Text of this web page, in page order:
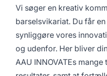
Vi søger en kreativ
barselsvikariat. Du får
synliggøre vores
og udenfor. Her bliver
AAU INNOVATEs